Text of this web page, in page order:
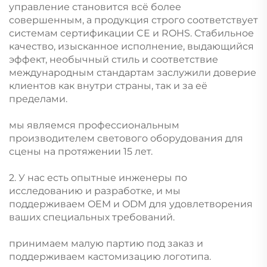
управление становится всё более
совершенным, а продукция строго соответствует
системам сертификации CE и ROHS. Стабильное
качество, изысканное исполнение, выдающийся
эффект, необычный стиль и соответствие
международным стандартам заслужили доверие
клиентов как внутри страны, так и за её
пределами.
мы являемся профессиональным
производителем светового оборудования для
сцены на протяжении 15 лет.
2. У нас есть опытные инженеры по
исследованию и разработке, и мы
поддерживаем OEM и ODM для удовлетворения
ваших специальных требований.
принимаем малую партию под заказ и
поддерживаем кастомизацию логотипа.